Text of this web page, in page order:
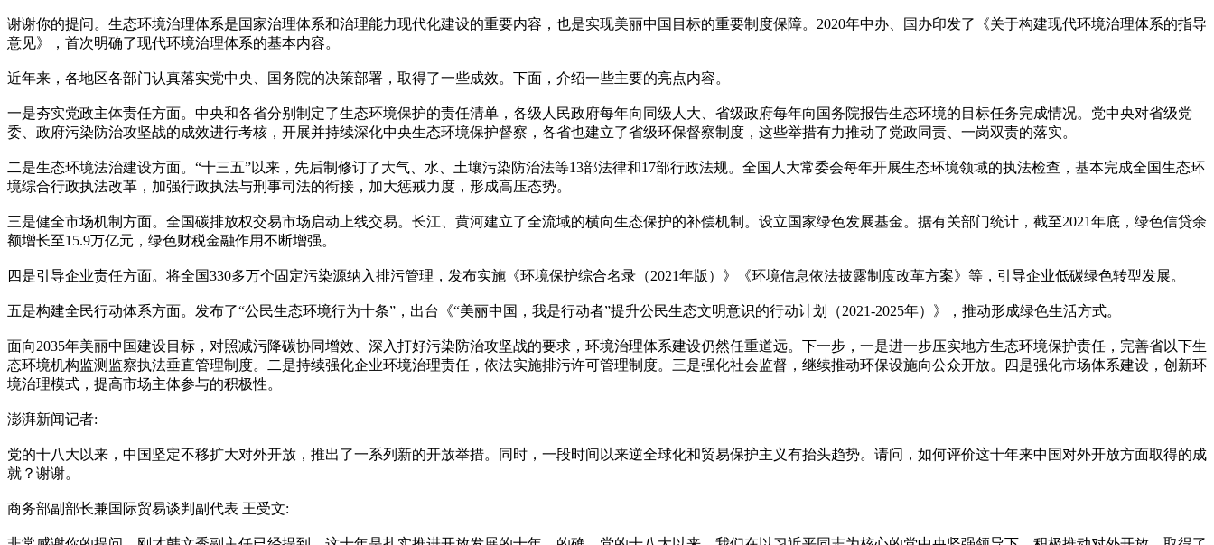
谢谢你的提问。生态环境治理体系是国家治理体系和治理能力现代化建设的重要内容，也是实现美丽中国目标的重要制度保障。2020年中办、国办印发了《关于构建现代环境治理体系的指导
意见》，首次明确了现代环境治理体系的基本内容。
近年来，各地区各部门认真落实党中央、国务院的决策部署，取得了一些成效。下面，介绍一些主要的亮点内容。
一是夯实党政主体责任方面。中央和各省分别制定了生态环境保护的责任清单，各级人民政府每年向同级人大、省级政府每年向国务院报告生态环境的目标任务完成情况。党中央对省级党
委、政府污染防治攻坚战的成效进行考核，开展并持续深化中央生态环境保护督察，各省也建立了省级环保督察制度，这些举措有力推动了党政同责、一岗双责的落实。
二是生态环境法治建设方面。“十三五”以来，先后制修订了大气、水、土壤污染防治法等13部法律和17部行政法规。全国人大常委会每年开展生态环境领域的执法检查，基本完成全国生态环
境综合行政执法改革，加强行政执法与刑事司法的衔接，加大惩戒力度，形成高压态势。
三是健全市场机制方面。全国碳排放权交易市场启动上线交易。长江、黄河建立了全流域的横向生态保护的补偿机制。设立国家绿色发展基金。据有关部门统计，截至2021年底，绿色信贷余
额增长至15.9万亿元，绿色财税金融作用不断增强。
四是引导企业责任方面。将全国330多万个固定污染源纳入排污管理，发布实施《环境保护综合名录（2021年版）》《环境信息依法披露制度改革方案》等，引导企业低碳绿色转型发展。
五是构建全民行动体系方面。发布了“公民生态环境行为十条”，出台《“美丽中国，我是行动者”提升公民生态文明意识的行动计划（2021-2025年）》，推动形成绿色生活方式。
面向2035年美丽中国建设目标，对照减污降碳协同增效、深入打好污染防治攻坚战的要求，环境治理体系建设仍然任重道远。下一步，一是进一步压实地方生态环境保护责任，完善省以下生
态环境机构监测监察执法垂直管理制度。二是持续强化企业环境治理责任，依法实施排污许可管理制度。三是强化社会监督，继续推动环保设施向公众开放。四是强化市场体系建设，创新环
境治理模式，提高市场主体参与的积极性。
澎湃新闻记者:
党的十八大以来，中国坚定不移扩大对外开放，推出了一系列新的开放举措。同时，一段时间以来逆全球化和贸易保护主义有抬头趋势。请问，如何评价这十年来中国对外开放方面取得的成
就？谢谢。
商务部副部长兼国际贸易谈判副代表 王受文: